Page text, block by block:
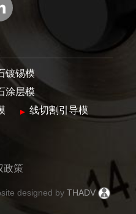
镀锡模
涂层模
线切割引导模
政策
designed by THADV